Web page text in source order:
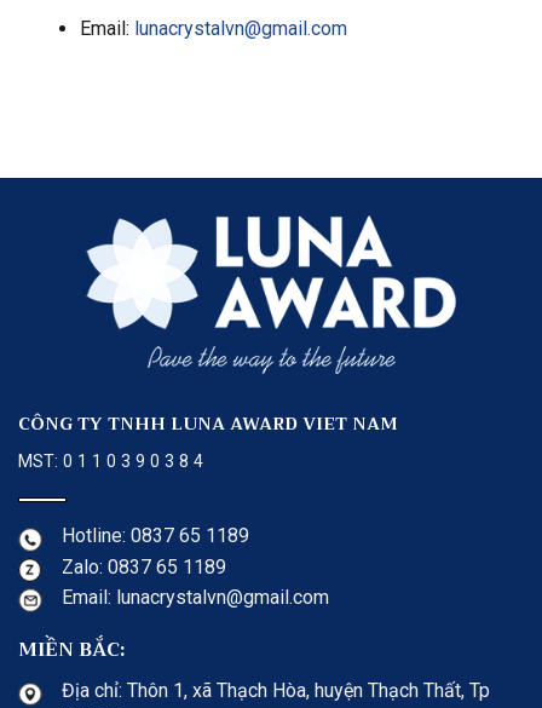
Email: lunacrystalvn@gmail.com
CÔNG TY TNHH LUNA AWARD VIET NAM
MST: 0 1 1 0 3 9 0 3 8 4
Hotline: 0837 65 1189
Zalo: 0837 65 1189
Email: lunacrystalvn@gmail.com
MIỀN BẮC:
Địa chỉ: Thôn 1, xã Thạch Hòa, huyện Thạch Thất, Tp